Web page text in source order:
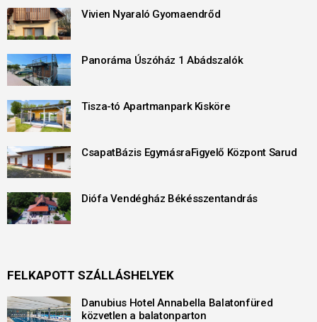
Vivien Nyaraló Gyomaendrőd
Panoráma Úszóház 1 Abádszalók
Tisza-tó Apartmanpark Kisköre
CsapatBázis EgymásraFigyelő Központ Sarud
Diófa Vendégház Békésszentandrás
FELKAPOTT SZÁLLÁSHELYEK
Danubius Hotel Annabella Balatonfüred
közvetlen a balatonparton